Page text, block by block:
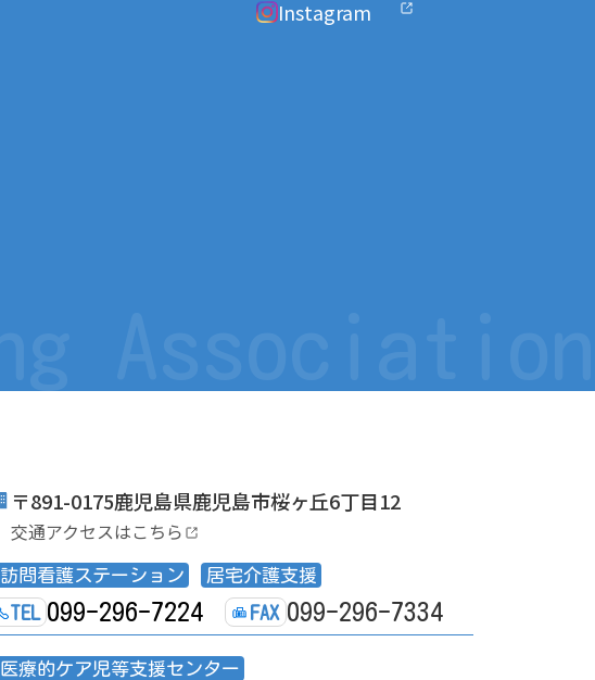
Instagram
〒891-0175鹿児島県鹿児島市桜ヶ丘6丁目12
交通アクセスはこちら
訪問看護ステーション 居宅介護支援
TEL 099-296-7224 FAX 099-296-7334
医療的ケア児等支援センター